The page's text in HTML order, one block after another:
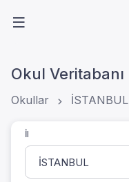
Okul Veritabanı
Okullar İSTANBUL
İl